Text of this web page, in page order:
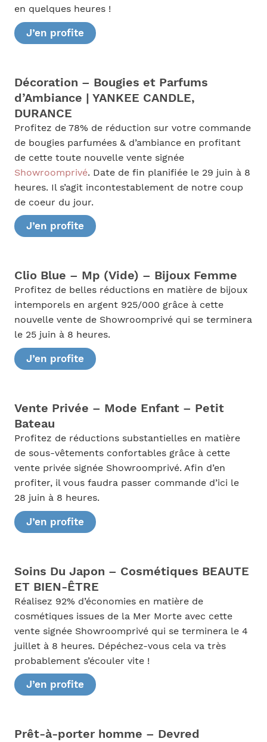
en quelques heures !
J’en profite
Décoration – Bougies et Parfums
d’Ambiance | YANKEE CANDLE,
DURANCE
Profitez de 78% de réduction sur votre commande
de bougies parfumées & d’ambiance en profitant
de cette toute nouvelle vente signée
Showroomprivé. Date de fin planifiée le 29 juin à 8
heures. Il s’agit incontestablement de notre coup
de coeur du jour.
J’en profite
Clio Blue – Mp (Vide) – Bijoux Femme
Profitez de belles réductions en matière de bijoux
intemporels en argent 925/000 grâce à cette
nouvelle vente de Showroomprivé qui se terminera
le 25 juin à 8 heures.
J’en profite
Vente Privée – Mode Enfant – Petit
Bateau
Profitez de réductions substantielles en matière
de sous-vêtements confortables grâce à cette
vente privée signée Showroomprivé. Afin d’en
profiter, il vous faudra passer commande d’ici le
28 juin à 8 heures.
J’en profite
Soins Du Japon – Cosmétiques BEAUTE
ET BIEN-ÊTRE
Réalisez 92% d’économies en matière de
cosmétiques issues de la Mer Morte avec cette
vente signée Showroomprivé qui se terminera le 4
juillet à 8 heures. Dépéchez-vous cela va très
probablement s’écouler vite !
J’en profite
Prêt-à-porter homme – Devred